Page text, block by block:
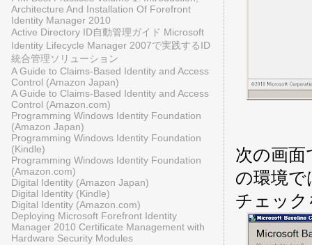
次の画面
の環境
チェッ
Architecture And Installation Of Forefront
Identity Manager 2010
Active Directory ID自動管理ガイド Microsoft
Identity Lifecycle Manager 2007で実践するID
統合管理ソリューション
A Guide to Claims-Based Identity and Access
Control (Amazon Japan)
A Guide to Claims-Based Identity and Access
Control (Amazon.com)
Programming Windows Identity Foundation
(Amazon Japan)
Programming Windows Identity Foundation
(Kindle)
Programming Windows Identity Foundation
(Amazon.com)
Digital Identity (Amazon Japan)
Digital Identity (Kindle)
Digital Identity (Amazon.com)
Deploying Microsoft Forefront Identity
Manager 2010 Certificate Management with
Hardware Security Modules